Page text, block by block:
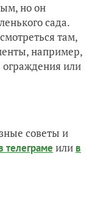
но он
сада.
там,
например,
ограждения или
советы и
телеграме или в